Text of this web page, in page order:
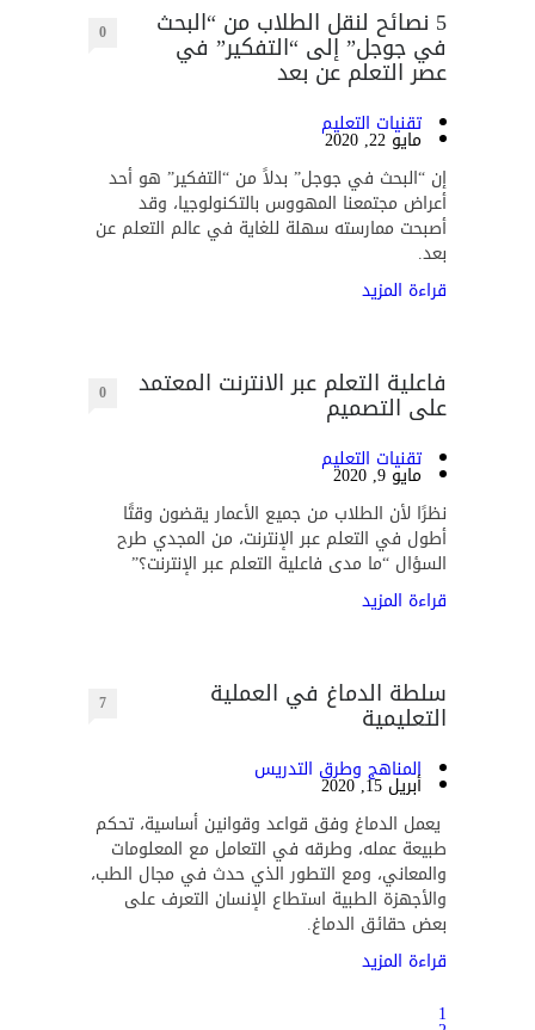
5 نصائح لنقل الطلاب من “البحث
في جوجل” إلى “التفكير” في
عصر التعلم عن بعد
0
تقنيات التعليم
مايو 22, 2020
إن “البحث في جوجل” بدلاً من “التفكير” هو أحد
أعراض مجتمعنا المهووس بالتكنولوجيا، وقد
أصبحت ممارسته سهلة للغاية في عالم التعلم عن
بعد.
قراءة المزيد
فاعلية التعلم عبر الانترنت المعتمد
على التصميم 0
تقنيات التعليم
مايو 9, 2020
نظرًا لأن الطلاب من جميع الأعمار يقضون وقتًا
أطول في التعلم عبر الإنترنت، من المجدي طرح
السؤال “ما مدى فاعلية التعلم عبر الإنترنت؟”
قراءة المزيد
سلطة الدماغ في العملية
التعليمية 7
المناهج وطرق التدريس
أبريل 15, 2020
يعمل الدماغ وفق قواعد وقوانين أساسية، تحكم
طبيعة عمله، وطرقه في التعامل مع المعلومات
والمعاني، ومع التطور الذي حدث في مجال الطب،
والأجهزة الطبية استطاع الإنسان التعرف على
بعض حقائق الدماغ.
قراءة المزيد
1